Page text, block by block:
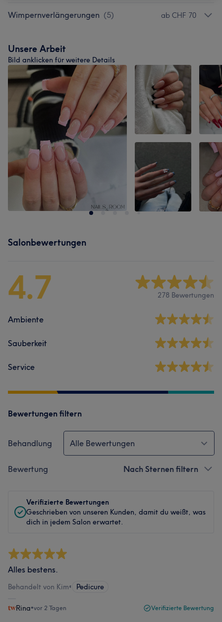
Wimpernverlängerungen (5) ab CHF 70
Unsere Arbeit
Bild anklicken für weitere Details
Salonbewertungen
4.7 278 Bewertungen
Ambiente
Sauberkeit
Service
Bewertungen filtern
Behandlung Alle Bewertungen
Bewertung Nach Sternen filtern
Verifizierte Bewertungen
Geschrieben von unseren Kunden, damit du weißt, was
dich in jedem Salon erwartet.
Alles bestens.
Behandelt von Kim• Pedicure
Rina•vor 2 Tagen Verifizierte Bewertung